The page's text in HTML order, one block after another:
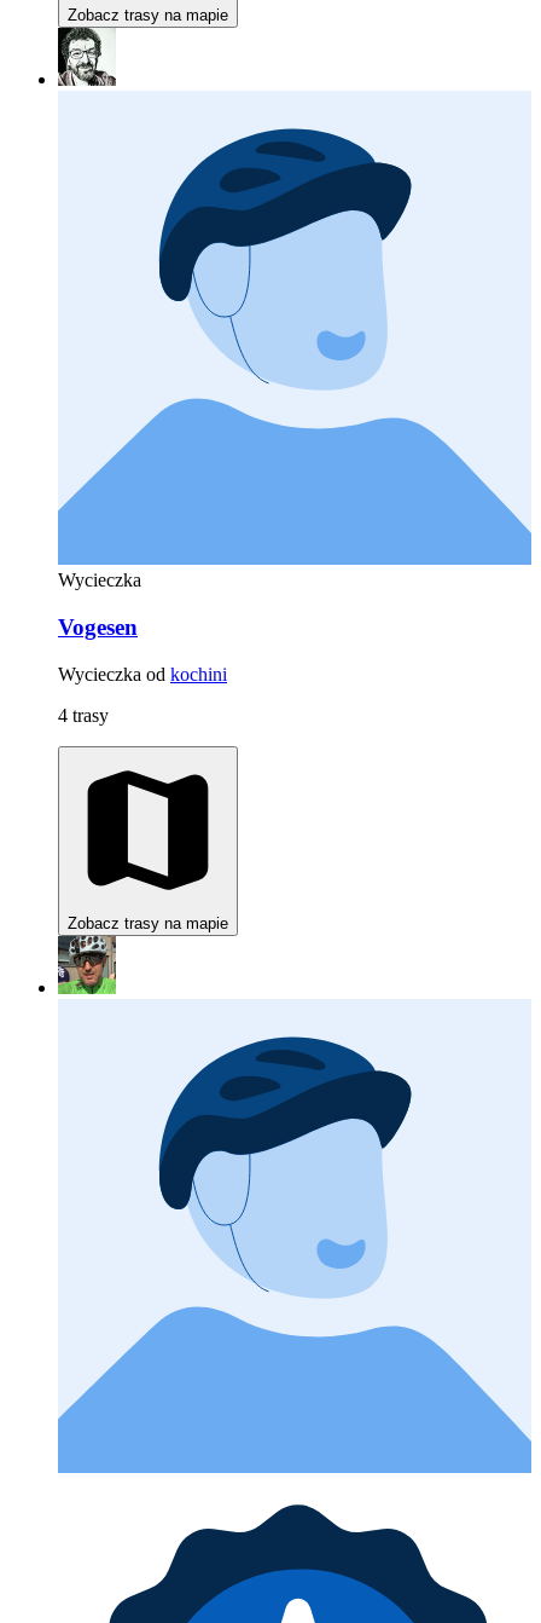
Zobacz trasy na mapie
Wycieczka
Vogesen
Wycieczka od kochini
4 trasy
Zobacz trasy na mapie